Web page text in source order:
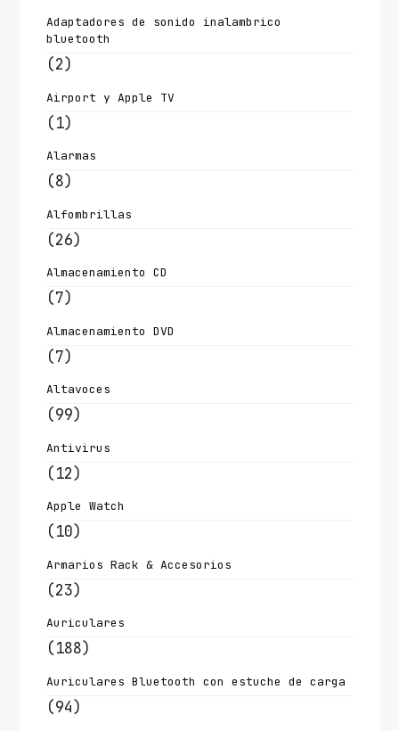
Adaptadores de sonido inalambrico
bluetooth
(2)
Airport y Apple TV
(1)
Alarmas
(8)
Alfombrillas
(26)
Almacenamiento CD
(7)
Almacenamiento DVD
(7)
Altavoces
(99)
Antivirus
(12)
Apple Watch
(10)
Armarios Rack & Accesorios
(23)
Auriculares
(188)
Auriculares Bluetooth con estuche de carga
(94)